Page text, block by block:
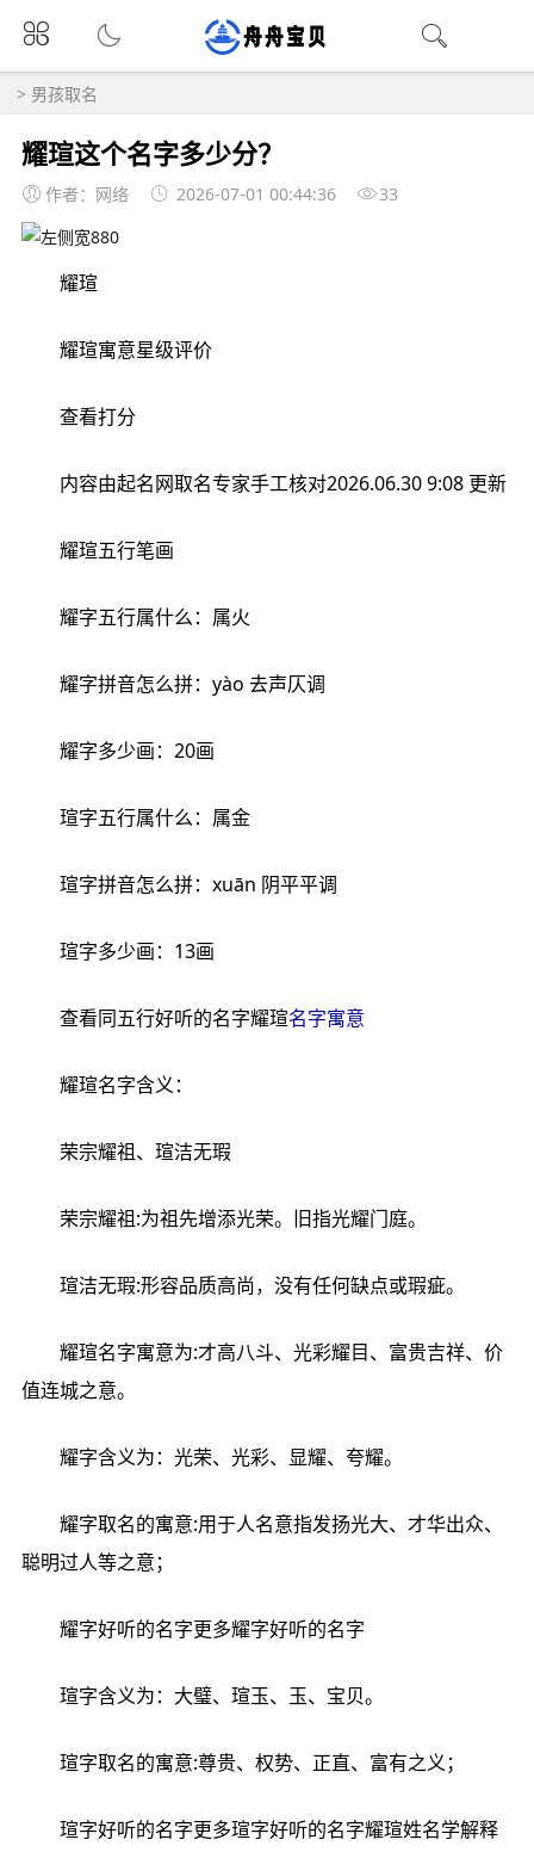
> 男孩取名
耀瑄这个名字多少分？
作者：网络 2026-07-01 00:44:36 33
耀瑄
耀瑄寓意星级评价
查看打分
内容由起名网取名专家手工核对2026.06.30 9:08 更新
耀瑄五行笔画
耀字五行属什么：属火
耀字拼音怎么拼：yào 去声仄调
耀字多少画：20画
瑄字五行属什么：属金
瑄字拼音怎么拼：xuān 阴平平调
瑄字多少画：13画
查看同五行好听的名字耀瑄名字寓意
耀瑄名字含义：
荣宗耀祖、瑄洁无瑕
荣宗耀祖:为祖先增添光荣。旧指光耀门庭。
瑄洁无瑕:形容品质高尚，没有任何缺点或瑕疵。
耀瑄名字寓意为:才高八斗、光彩耀目、富贵吉祥、价
值连城之意。
耀字含义为：光荣、光彩、显耀、夸耀。
耀字取名的寓意:用于人名意指发扬光大、才华出众、
聪明过人等之意；
耀字好听的名字更多耀字好听的名字
瑄字含义为：大璧、瑄玉、玉、宝贝。
瑄字取名的寓意:尊贵、权势、正直、富有之义；
瑄字好听的名字更多瑄字好听的名字耀瑄姓名学解释